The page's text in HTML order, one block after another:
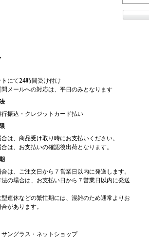
にて24時間受け付け
問メールへの対応は、平日のみとなります
振込・クレジットカード払い
は、商品受け取り時にお支払いください。
は、お支払いの確認後出荷となります。
は、ご注文日から７営業日以内に発送します。
の場合は、お支払い日から７営業日以内に発送
連休などの繁忙期には、混雑のため通常よりお
があります。
サングラス・ネットショップ